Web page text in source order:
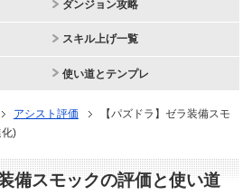
ダンジョン攻略
スキル上げ一覧
使い道とテンプレ
アシスト評価
【パズドラ】ゼラ装備スモ
)
備スモックの評価と使い道